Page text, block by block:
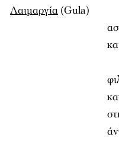
Λαιμαργία (Gula)